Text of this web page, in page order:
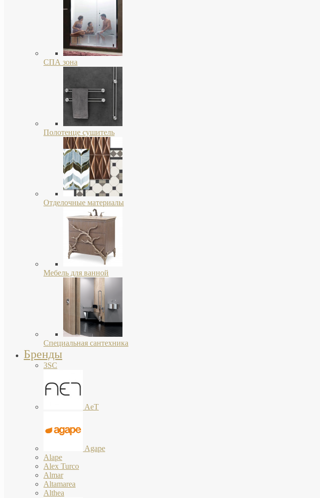
СПА зона
Полотенце сушитель
Отделочные материалы
Мебель для ванной
Специальная сантехника
Бренды
3SC
AeT
Agape
Alape
Alex Turco
Almar
Altamarea
Althea